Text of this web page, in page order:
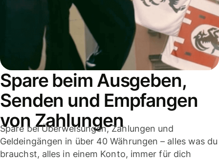
Spare beim Ausgeben,
Senden und Empfangen
von Zahlungen
Spare bei Überweisungen, Zahlungen und
Geldeingängen in über 40 Währungen – alles was du
brauchst, alles in einem Konto, immer für dich